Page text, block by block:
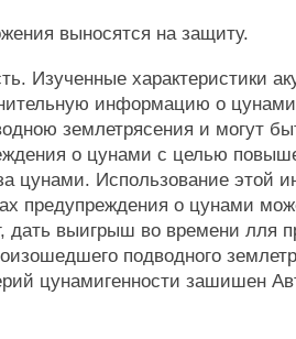
выносятся на защиту.
Изученные характеристики
информацию о
землетрясения и могут
о цунами с целью
цунами. Использование этой
предупреждения о цунами
дать выигрыш во времени лля
подводного
цунамигенности зашишен